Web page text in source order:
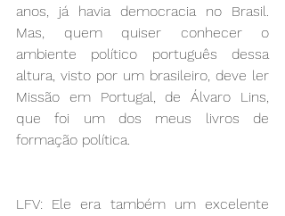
anos, já havia democracia no Brasil.
Mas, quem quiser conhecer o
ambiente político português dessa
altura, visto por um brasileiro, deve ler
Missão em Portugal, de Álvaro Lins,
que foi um dos meus livros de
formação política.
LFV: Ele era também um excelente